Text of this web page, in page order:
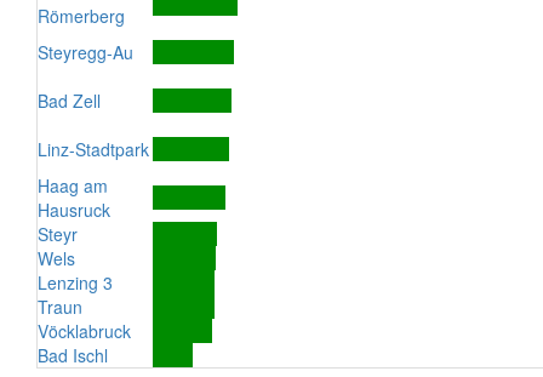
Römerberg
Steyregg-Au
Bad Zell
Linz-Stadtpark
Haag am
Hausruck
Steyr
Wels
Lenzing 3
Traun
Vöcklabruck
Bad Ischl